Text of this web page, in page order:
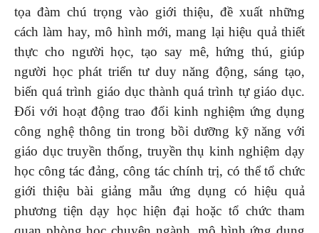
tọa đàm chú trọng vào giới thiệu, đề xuất những
cách làm hay, mô hình mới, mang lại hiệu quả thiết
thực cho người học, tạo say mê, hứng thú, giúp
người học phát triển tư duy năng động, sáng tạo,
biến quá trình giáo dục thành quá trình tự giáo dục.
Đối với hoạt động trao đổi kinh nghiệm ứng dụng
công nghệ thông tin trong bồi dưỡng kỹ năng với
giáo dục truyền thống, truyền thụ kinh nghiệm dạy
học công tác đảng, công tác chính trị, có thể tổ chức
giới thiệu bài giảng mẫu ứng dụng có hiệu quả
phương tiện dạy học hiện đại hoặc tổ chức tham